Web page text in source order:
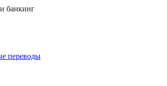
банкинг
переводы